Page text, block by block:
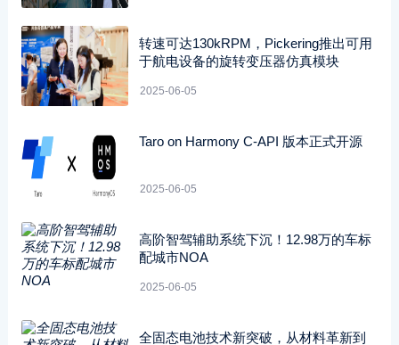
转速可达130kRPM，Pickering推出可用
于航电设备的旋转变压器仿真模块
2025-06-05
Taro on Harmony C-API 版本正式开源
2025-06-05
高阶智驾辅助系统下沉！12.98万的车标
配城市NOA
2025-06-05
全固态电池技术新突破，从材料革新到